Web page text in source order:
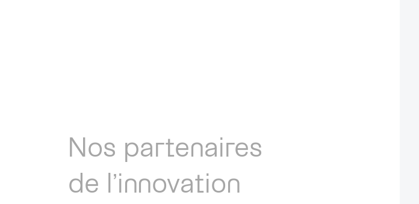
Nos partenaires
de l’innovation